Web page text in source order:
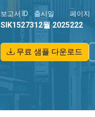
보고서 ID
SIK15273
출시일
12월 2025
페이지
222
무료 샘플 다운로드